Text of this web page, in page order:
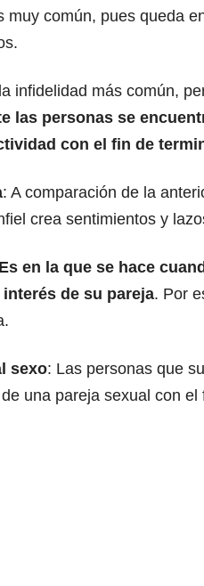
muy común, pues queda
infidelidad más común,
las personas se
con el fin de
: A comparación de la
crea sentimientos y
Es en la que se hace
de su pareja. Por
sexo: Las personas que
una pareja sexual con